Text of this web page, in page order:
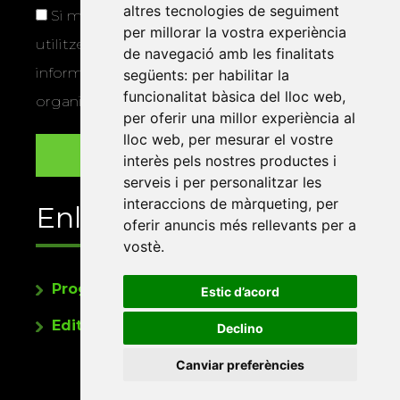
altres tecnologies de seguiment
per millorar la vostra experiència
de navegació amb les finalitats
següents: per habilitar la
funcionalitat bàsica del lloc web,
per oferir una millor experiència al
lloc web, per mesurar el vostre
interès pels nostres productes i
serveis i per personalitzar les
interaccions de màrqueting, per
oferir anuncis més rellevants per a
vostè.
Estic d’acord
Declino
Canviar preferències
Si marqueu aquesta casella, consentiu que
utilitzem les vostres dades per a enviar-vos
informació sobre els actes i activitats que
organitza la Xarxa Vives.
Enllaços
Programa de publicacions
Editorials universitàries a Twitter